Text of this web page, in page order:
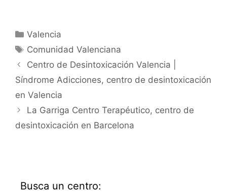
Categorías
Valencia
Etiquetas
Comunidad Valenciana
Centro de Desintoxicación Valencia |
Síndrome Adicciones, centro de desintoxicación
en Valencia
La Garriga Centro Terapéutico, centro de
desintoxicación en Barcelona
Busca un centro: